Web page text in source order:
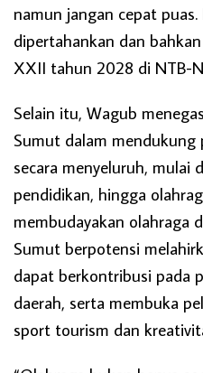
namun jangan cepat
dipertahankan dan
XXII tahun 2028 di NTB-
Selain itu, Wagub
Sumut dalam mendukung
secara menyeluruh, mulai
pendidikan, hingga
membudayakan olahraga
Sumut berpotensi
dapat berkontribusi pada
daerah, serta membuka
sport tourism dan